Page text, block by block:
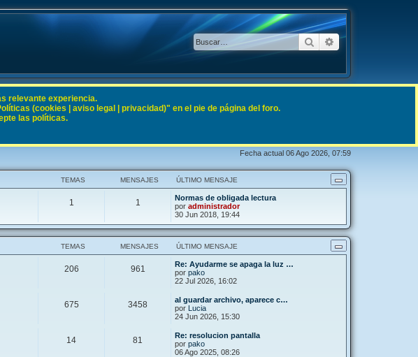
BuscarBúsqueda
Fecha actual 06 Ago 2026, 07:59
TEMAS MENSAJES ÚLTIMO MENSAJE
1 1
Normas de obligada lectura
por administrador
30 Jun 2018, 19:44
TEMAS MENSAJES ÚLTIMO MENSAJE
206 961
Re: Ayudarme se apaga la luz …
por pako
22 Jul 2026, 16:02
675 3458
al guardar archivo, aparece c…
por Lucia
24 Jun 2026, 15:30
14 81
Re: resolucion pantalla
por pako
06 Ago 2025, 08:26
relevante experiencia.
(cookies | aviso legal | privacidad)" en el pie de página del foro.
las políticas.